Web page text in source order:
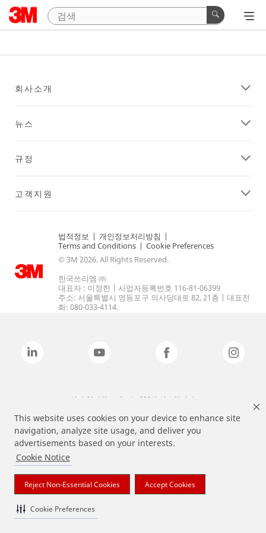
This website uses cookies on your device to enhance site
navigation, analyze site usage, and deliver you
advertisements based on your interests.
Cookie Notice
Reject Non-Essential Cookies Accept Cookies
Cookie Preferences
회사소개
뉴스
규정
고객지원
법적정보 | 개인정보처리방침 |
Terms and Conditions | Cookie Preferences
© 3M 2026. All Rights Reserved.
한국쓰리엠 ㈜
대표자 : 이정한 | 사업자등록번호 116-81-06399
주소: 서울특별시 영등포구 의사당대로 82, 21층 | 대표전
화: 080-033-4114.
상기 열거된 브랜드는 3M의 상표입니다.